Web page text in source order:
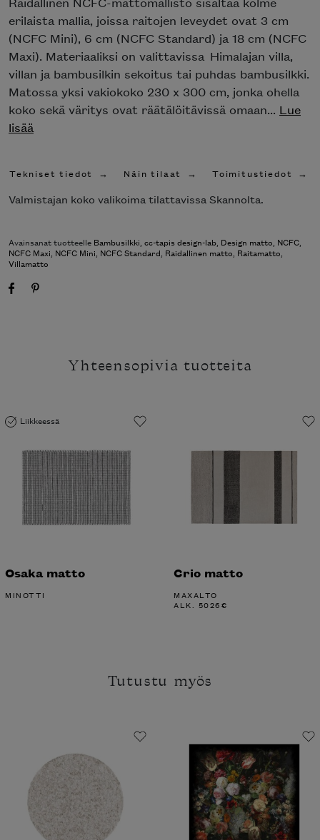
erilaista mallia, joissa raitojen leveydet ovat 3 cm
(NCFC Mini), 6 cm (NCFC Standard) ja 18 cm (NCFC
Maxi). Materiaaliksi on valittavissa Himalajan villa,
villan ja bambusilkin sekoitus tai puhdas bambusilkki.
Matossa yksi vakiokoko 230 x 300 cm, jonka ohella
koko sekä väritys ovat räätälöitävissä omaan... Lue
lisää
Tekniset tiedot Näin tilaat Toimitustiedot
Valmistajan koko valikoima tilattavissa Skannolta.
Avainsanat tuotteelle Bambusilkki, cc-tapis design-lab, Design matto, NCFC,
NCFC Maxi, NCFC Mini, NCFC Standard, Raidallinen matto, Raitamatto,
Villamatto
Yhteensopivia tuotteita
Liikkeessä
Osaka matto
MINOTTI
Crio matto
MAXALTO
ALK. 5026€
Tutustu myös